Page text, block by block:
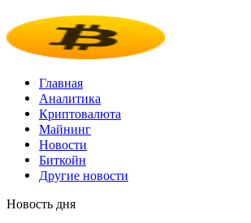
Главная
Аналитика
Криптовалюта
Майнинг
Новости
Биткойн
Другие новости
Новость дня